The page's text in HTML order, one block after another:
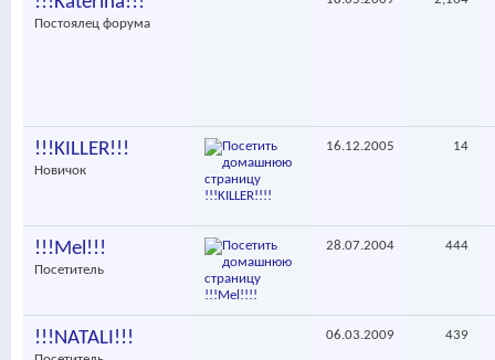
Постоялец форума
!!!KILLER!!!
Новичок
16.12.2005 14
!!!Mel!!!
Посетитель
28.07.2004 444
!!!NATALI!!! 06.03.2009 439